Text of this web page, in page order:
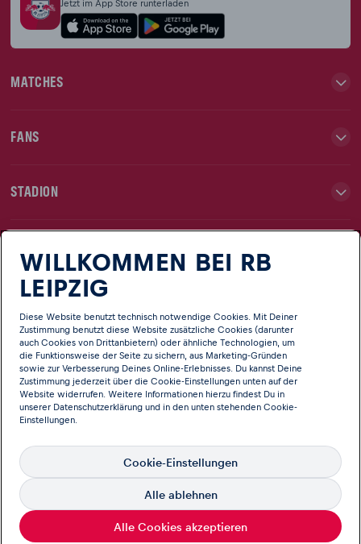
Jetzt im App Store runterladen
MATCHES
FANS
STADION
NEWS
CLUB
© Copyright RB Leipzig Offizielle Webseite von RB Leipzig
Informationen & Rechtliches
WILLKOMMEN BEI RB
LEIPZIG
Diese Website benutzt technisch notwendige Cookies. Mit Deiner
Zustimmung benutzt diese Website zusätzliche Cookies (darunter
auch Cookies von Drittanbietern) oder ähnliche Technologien, um
die Funktionsweise der Seite zu sichern, aus Marketing-Gründen
sowie zur Verbesserung Deines Online-Erlebnisses. Du kannst Deine
Zustimmung jederzeit über die Cookie-Einstellungen unten auf der
Website widerrufen. Weitere Informationen hierzu findest Du in
unserer Datenschutzerklärung und in den unten stehenden Cookie-
Einstellungen.
Cookie-Einstellungen
Alle ablehnen
Alle Cookies akzeptieren